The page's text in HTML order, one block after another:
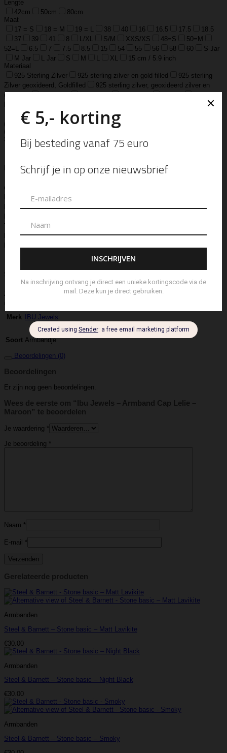
Lengte
42cm
50cm
80cm
Maat
17 = S
18 = M 19 = L 38 40 16 16.5 17.5
18.5
37
39 41 8 L/XL S/M XXS/XS 48=S
50=M
52=L
6.5 7 7.5 8.5 15 54 55 56 58 60
S Jar
M Jar
L Jar S M L XL
15 cm / 5.9 inch
Materiaal
925 Sterling Zilver
925 sterling zilver en gold filled
925 sterling
Zilver geoxideerd, Goldfilled
925 sterling zilver, geoxideerd zilver en
goldfilled
100% katoen
Acetaat
Buffelhoorn Edelstaal
(30 micron)
Parelmoer Teddy Zwaar Verzilverd
(15 micron)
Soort
Accessoires
Armband Armbandje Aroma Diffuser
Bowlingtas
Brillen Etui Broche Bumbag Business Bag
Creditcard Houder
de Parfum
Fiber Sticks
Geurkaars
Bodywash
Handschoen Handtas Hanger Heuptas
Hoed
Tasje
Mills
Navulling Reed Diffuser
Oorbel Portemonnee Pouch Bag
Reed
schoudertas
Set Lont-trimmer en Kaarsendover
Sleutelhanger
Stolp
Tote Bag
Travel Trigger Weekendtas
Wierookstokjes
Zeep
Merk IBU Jewels
Soort Armbandje
Beoordelingen (0)
Beoordelingen
Er zijn nog geen beoordelingen.
Wees de eerste om “Ibu Jewels – Armband Cap Lelie –
Maroon” te beoordelen
Je waardering *
Je beoordeling *
Naam *
E-mail *
Gerelateerde producten
Armbanden
Steel & Barnett – Stone basic – Matt Lavikite
€30.00
Armbanden
Steel & Barnett – Stone basic – Night Black
€30.00
Armbanden
Steel & Barnett – Stone basic – Smoky